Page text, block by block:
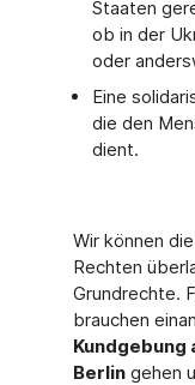
Staaten
ob in der
oder
Eine
die den
dient.
Wir können
Rechten
Grundrechte.
brauchen
Kundgebung
Berlingehen